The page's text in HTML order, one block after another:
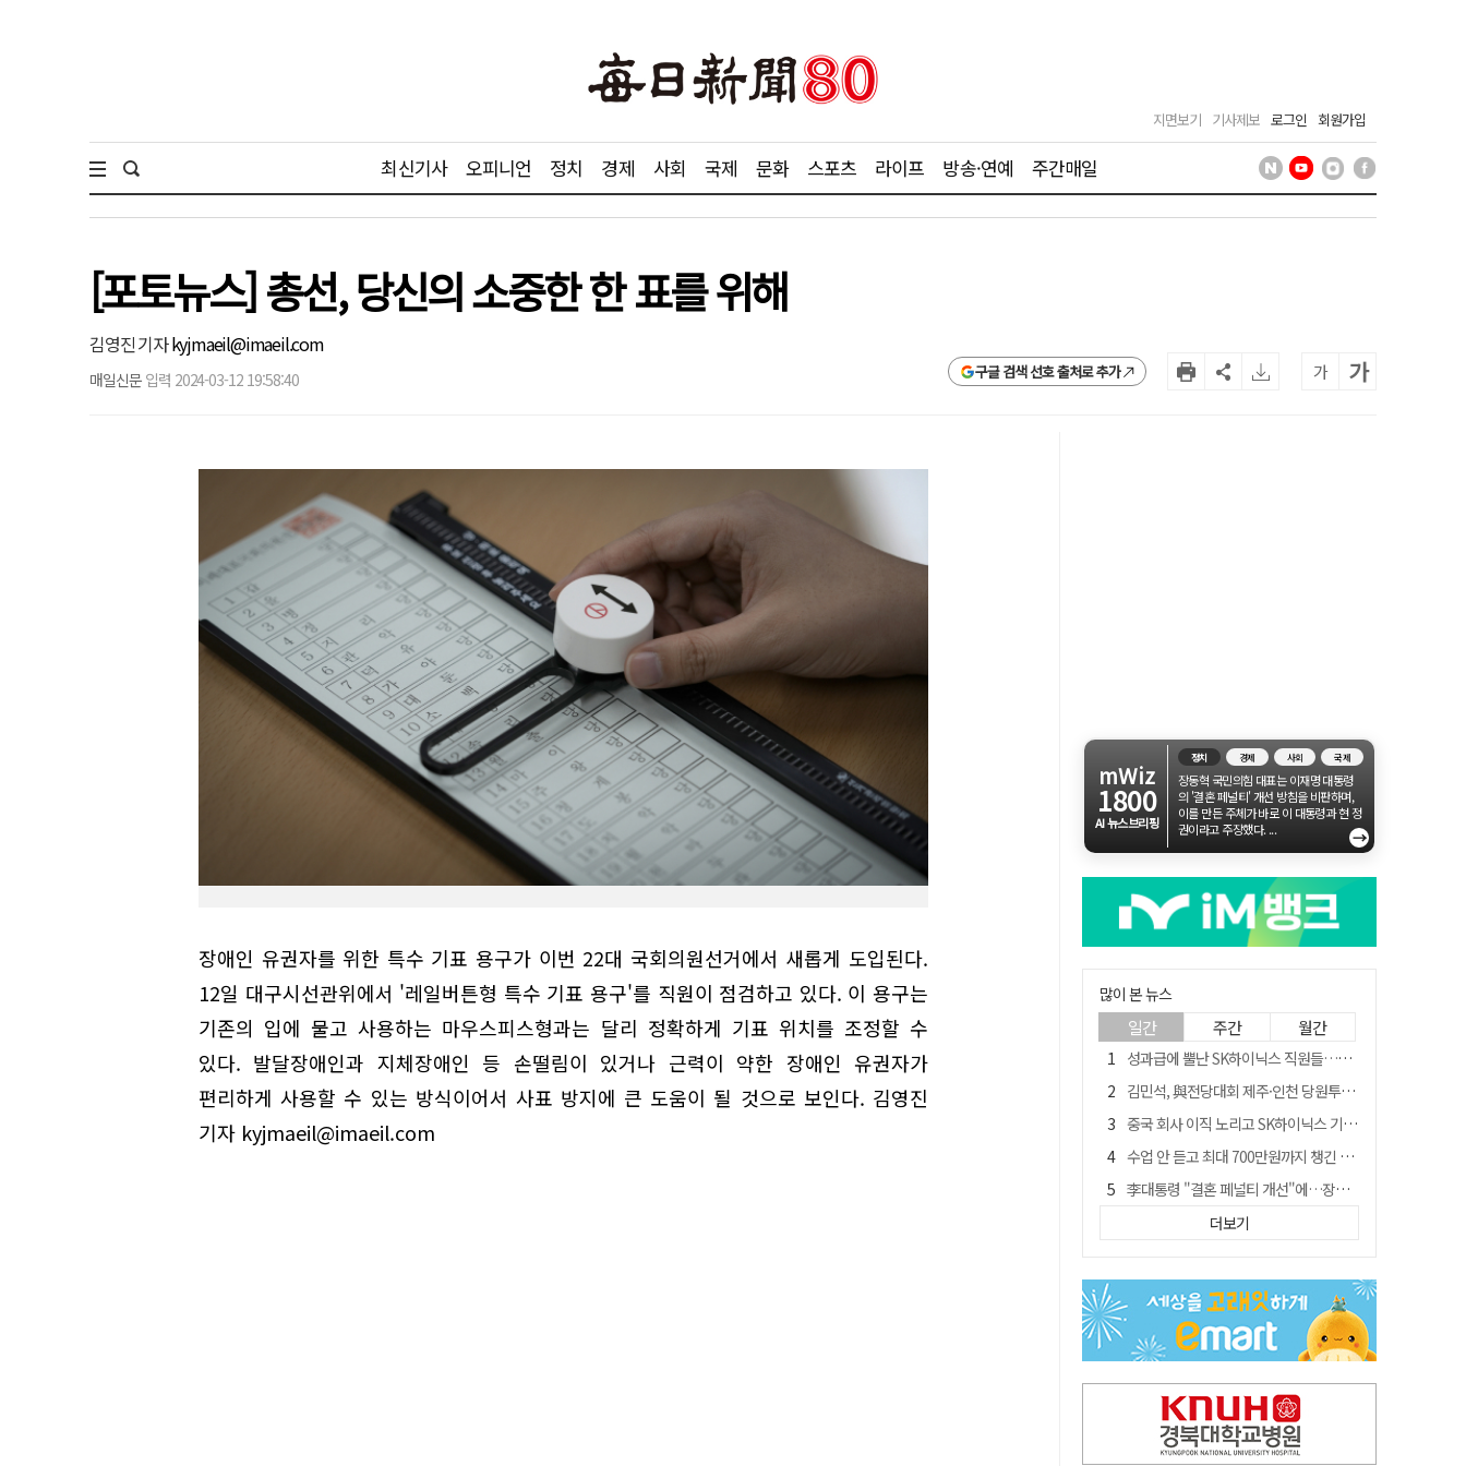
지면보기 기사제보 로그인 회원가입
최신기사 오피니언 정치 경제 사회 국제 문화 스포츠 라이프 방송·연예 주간매일
[포토뉴스] 총선, 당신의 소중한 한 표를 위해
김영진 기자kyjmaeil@imaeil.com
매일신문 입력 2024-03-12 19:58:40 구글 검색 선호 출처로 추가 가 가
장애인 유권자를 위한 특수 기표 용구가 이번 22대 국회의원선거에서 새롭게 도입된다.
12일 대구시선관위에서 '레일버튼형 특수 기표 용구'를 직원이 점검하고 있다. 이 용구는
기존의 입에 물고 사용하는 마우스피스형과는 달리 정확하게 기표 위치를 조정할 수
있다. 발달장애인과 지체장애인 등 손떨림이 있거나 근력이 약한 장애인 유권자가
편리하게 사용할 수 있는 방식이어서 사표 방지에 큰 도움이 될 것으로 보인다. 김영진
기자 kyjmaeil@imaeil.com
mWiz
1800
AI 뉴스브리핑
정치 경제 사회 국제
장동혁 국민의힘 대표는 이재명 대통령
의 '결혼 페널티' 개선 방침을 비판하며,
이를 만든 주체가 바로 이 대통령과 현 정
권이라고 주장했다. ...
→
많이 본 뉴스
일간 주간 월간
성과급에 뿔난 SK하이닉스 직원들…3500명 모여 '새 노조' 만든다
김민석, 與전당대회 제주·인천 당원투표서 승리…누적 득표는 '초박빙'
중국 회사 이직 노리고 SK하이닉스 기밀 빼돌려…결국 실형
수업 안 듣고 최대 700만원까지 챙긴 포항 A대학 '유령 선수' 등 무더기 송치
李대통령 "결혼 페널티 개선"에…장동혁 "그 페널티 만든 게 이 정권"
경북 칠곡시니어클럽 커피앤솝 사업단…자개소품 만들기 문화체험 운영
신축 줄고 리모델링 뜨자…건설업계, 로봇·모듈러로 방향 튼다
"아버지 외출한 사이"…흉기로 40대母 살해한 고교 자퇴생, 구속 기로에
황희가 띄운 '버스 하우스'…민주당 "실현 거의 불가능, 해프닝으로 봐달라"
더보기